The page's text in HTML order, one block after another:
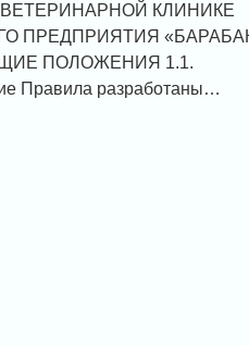
ВЕТЕРИНАРНОЙ КЛИНИКЕ
ПРЕДПРИЯТИЯ
ПОЛОЖЕНИЯ 1.1.
Правила разработаны…